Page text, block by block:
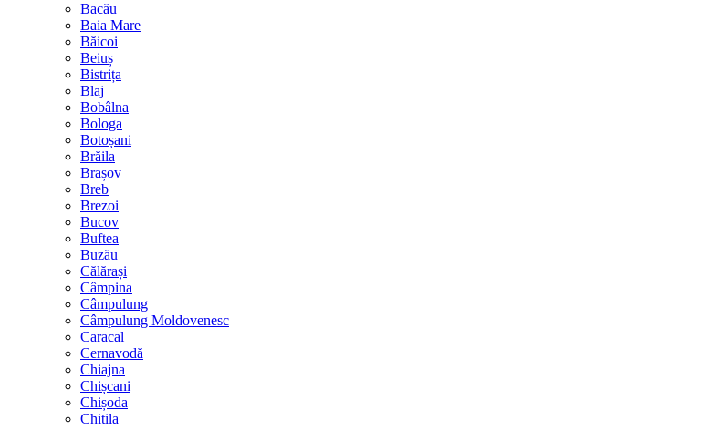
Bacău
Baia Mare
Băicoi
Beiuș
Bistrița
Blaj
Bobâlna
Bologa
Botoșani
Brăila
Brașov
Breb
Brezoi
Bucov
Buftea
Buzău
Călărași
Câmpina
Câmpulung
Câmpulung Moldovenesc
Caracal
Cernavodă
Chiajna
Chișcani
Chișoda
Chitila